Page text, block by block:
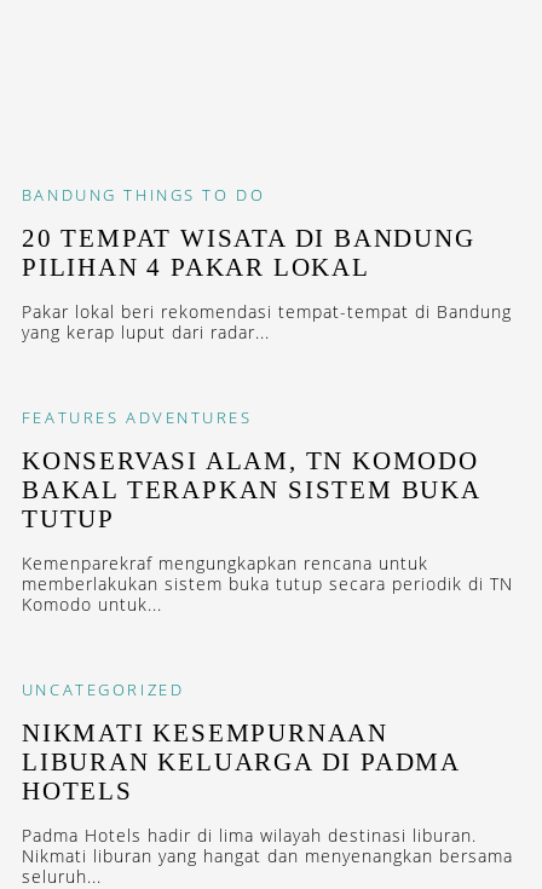
BANDUNG THINGS TO DO
20 TEMPAT WISATA DI BANDUNG
PILIHAN 4 PAKAR LOKAL
Pakar lokal beri rekomendasi tempat-tempat di Bandung
yang kerap luput dari radar...
FEATURES ADVENTURES
KONSERVASI ALAM, TN KOMODO
BAKAL TERAPKAN SISTEM BUKA
TUTUP
Kemenparekraf mengungkapkan rencana untuk
memberlakukan sistem buka tutup secara periodik di TN
Komodo untuk...
UNCATEGORIZED
NIKMATI KESEMPURNAAN
LIBURAN KELUARGA DI PADMA
HOTELS
Padma Hotels hadir di lima wilayah destinasi liburan.
Nikmati liburan yang hangat dan menyenangkan bersama
seluruh...